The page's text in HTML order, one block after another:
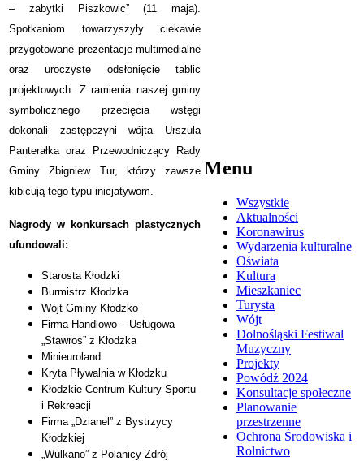
– zabytki Piszkowic” (11 maja).
Spotkaniom towarzyszyły ciekawie
przygotowane prezentacje multimedialne
oraz uroczyste odsłonięcie tablic
projektowych. Z ramienia naszej gminy
symbolicznego przecięcia wstęgi
dokonali zastępczyni wójta Urszula
Panterałka oraz Przewodniczący Rady
Gminy Zbigniew Tur, którzy zawsze
kibicują tego typu inicjatywom.
Nagrody w konkursach plastycznych
ufundowali:
Starosta Kłodzki
Burmistrz Kłodzka
Wójt Gminy Kłodzko
Firma Handlowo – Usługowa
„Stawros” z Kłodzka
Minieuroland
Kryta Pływalnia w Kłodzku
Kłodzkie Centrum Kultury Sportu
i Rekreacji
Firma „Dzianel” z Bystrzycy
Kłodzkiej
„Wulkano” z Polanicy Zdrój
Menu
Wszystkie
Aktualności
Koronawirus
Wydarzenia kulturalne
Oświata
Kultura
Mieszkaniec
Turysta
Wójt
Dolnośląski Festiwal
Muzyczny
Projekty
Powódź 2024
Konsultacje społeczne
Planowanie
przestrzenne
Ochrona Środowiska i
Rolnictwo